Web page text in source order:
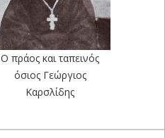
Ο πράος και ταπεινός
όσιος Γεώργιος
Καρσλίδης